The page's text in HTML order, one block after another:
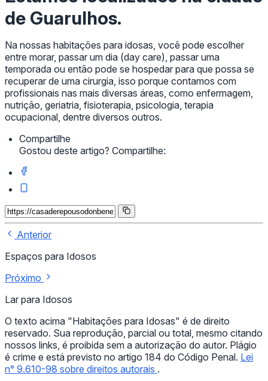
de Guarulhos.
Na nossas habitações para idosas, você pode escolher
entre morar, passar um dia (day care), passar uma
temporada ou então pode se hospedar para que possa se
recuperar de uma cirurgia, isso porque contamos com
profissionais nas mais diversas áreas, como enfermagem,
nutrição, geriatria, fisioterapia, psicologia, terapia
ocupacional, dentre diversos outros.
Compartilhe
Gostou deste artigo? Compartilhe:
Anterior
Espaços para Idosos
Próximo
Lar para Idosos
O texto acima "Habitações para Idosas" é de direito
reservado. Sua reprodução, parcial ou total, mesmo citando
nossos links, é proibida sem a autorização do autor. Plágio
é crime e está previsto no artigo 184 do Código Penal. Lei
n° 9.610-98 sobre direitos autorais .